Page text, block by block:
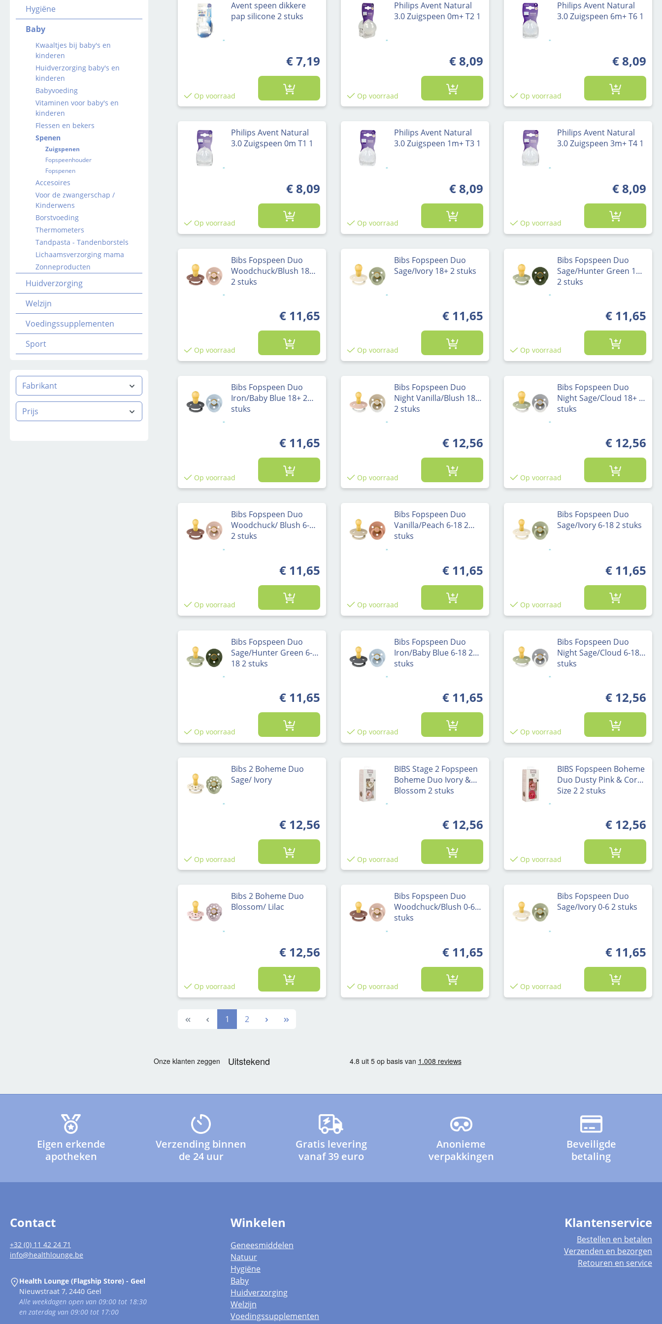
Hygiëne
Baby
Kwaaltjes bij baby's en
kinderen
Huidverzorging baby's en
kinderen
Babyvoeding
Vitaminen voor baby's en
kinderen
Flessen en bekers
Spenen
Zuigspenen
Fopspeenhouder
Fopspenen
Accesoires
Voor de zwangerschap /
Kinderwens
Borstvoeding
Thermometers
Tandpasta - Tandenborstels
Lichaamsverzorging mama
Zonneproducten
Huidverzorging
Welzijn
Voedingssupplementen
Sport
Fabrikant
Prijs
Avent speen dikkere
pap silicone 2 stuks
€ 7,19
Op voorraad
Philips Avent Natural
3.0 Zuigspeen 0m+ T2 1
€ 8,09
Op voorraad
Philips Avent Natural
3.0 Zuigspeen 6m+ T6 1
€ 8,09
Op voorraad
Philips Avent Natural
3.0 Zuigspeen 0m T1 1
€ 8,09
Op voorraad
Philips Avent Natural
3.0 Zuigspeen 1m+ T3 1
€ 8,09
Op voorraad
Philips Avent Natural
3.0 Zuigspeen 3m+ T4 1
€ 8,09
Op voorraad
Bibs Fopspeen Duo
Woodchuck/Blush 18+
2 stuks
€ 11,65
Op voorraad
Bibs Fopspeen Duo
Sage/Ivory 18+ 2 stuks
€ 11,65
Op voorraad
Bibs Fopspeen Duo
Sage/Hunter Green 18+
2 stuks
€ 11,65
Op voorraad
Bibs Fopspeen Duo
Iron/Baby Blue 18+ 2
stuks
€ 11,65
Op voorraad
Bibs Fopspeen Duo
Night Vanilla/Blush 18+
2 stuks
€ 12,56
Op voorraad
Bibs Fopspeen Duo
Night Sage/Cloud 18+ 2
stuks
€ 12,56
Op voorraad
Bibs Fopspeen Duo
Woodchuck/ Blush 6-18
2 stuks
€ 11,65
Op voorraad
Bibs Fopspeen Duo
Vanilla/Peach 6-18 2
stuks
€ 11,65
Op voorraad
Bibs Fopspeen Duo
Sage/Ivory 6-18 2 stuks
€ 11,65
Op voorraad
Bibs Fopspeen Duo
Sage/Hunter Green 6-
18 2 stuks
€ 11,65
Op voorraad
Bibs Fopspeen Duo
Iron/Baby Blue 6-18 2
stuks
€ 11,65
Op voorraad
Bibs Fopspeen Duo
Night Sage/Cloud 6-18 2
stuks
€ 12,56
Op voorraad
Bibs 2 Boheme Duo
Sage/ Ivory
€ 12,56
Op voorraad
BIBS Stage 2 Fopspeen
Boheme Duo Ivory &
Blossom 2 stuks
€ 12,56
Op voorraad
BIBS Fopspeen Boheme
Duo Dusty Pink & Coral
Size 2 2 stuks
€ 12,56
Op voorraad
Bibs 2 Boheme Duo
Blossom/ Lilac
€ 12,56
Op voorraad
Bibs Fopspeen Duo
Woodchuck/Blush 0-6 2
stuks
€ 11,65
Op voorraad
Bibs Fopspeen Duo
Sage/Ivory 0-6 2 stuks
€ 11,65
Op voorraad
Pagina
1 Pagina
2
Eigen erkende
apotheken
Verzending binnen
de 24 uur
Gratis levering
vanaf 39 euro
Anonieme
verpakkingen
Beveiligde
betaling
Contact
+32 (0) 11 42 24 71
info@healthlounge.be
Health Lounge (Flagship Store) - Geel
Nieuwstraat 7, 2440 Geel
Alle weekdagen open van 09:00 tot 18:30
en zaterdag van 09:00 tot 17:00
Winkelen
Geneesmiddelen
Natuur
Hygiëne
Baby
Huidverzorging
Welzijn
Voedingssupplementen
Klantenservice
Bestellen en betalen
Verzenden en bezorgen
Retouren en service